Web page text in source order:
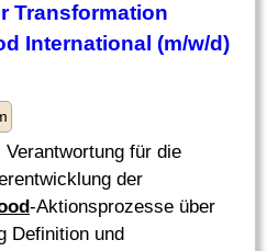
Transformation
International (m/w/d)
für die
der
-Aktionsprozesse über
Definition und